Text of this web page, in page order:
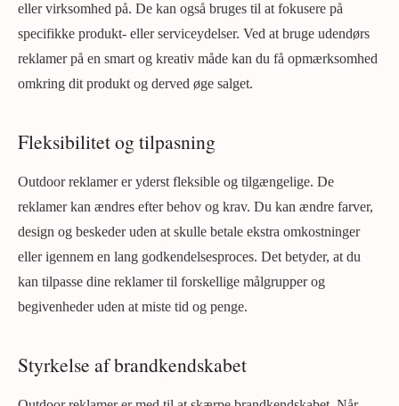
eller virksomhed på. De kan også bruges til at fokusere på
specifikke produkt- eller serviceydelser. Ved at bruge udendørs
reklamer på en smart og kreativ måde kan du få opmærksomhed
omkring dit produkt og derved øge salget.
Fleksibilitet og tilpasning
Outdoor reklamer er yderst fleksible og tilgængelige. De
reklamer kan ændres efter behov og krav. Du kan ændre farver,
design og beskeder uden at skulle betale ekstra omkostninger
eller igennem en lang godkendelsesproces. Det betyder, at du
kan tilpasse dine reklamer til forskellige målgrupper og
begivenheder uden at miste tid og penge.
Styrkelse af brandkendskabet